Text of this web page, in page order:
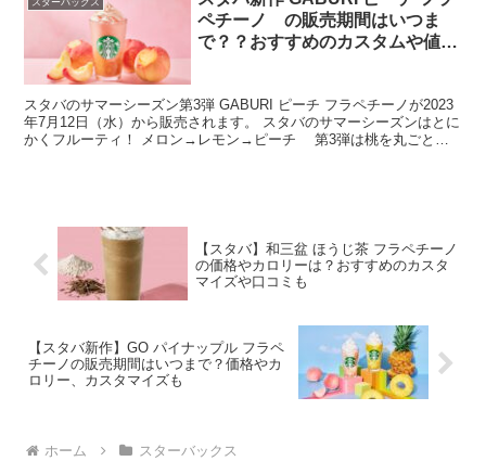
ペチーノ゙の販売期間はいつま
で？？おすすめのカスタムや値
スタバのサマーシーズン第3弾 GABURI ピーチ フラペチーノが2023
年7月12日（水）から販売されます。 スタバのサマーシーズンはとに
かくフルーティ！ メロン→レモン→ピーチ 第3弾は桃を丸ごと
【スタバ】和三盆 ほうじ茶 フラペチーノ
の価格やカロリーは？おすすめのカスタ
マイズや口コミも
【スタバ新作】GO パイナップル フラペ
チーノの販売期間はいつまで？価格やカ
ロリー、カスタマイズも
ホーム スターバックス